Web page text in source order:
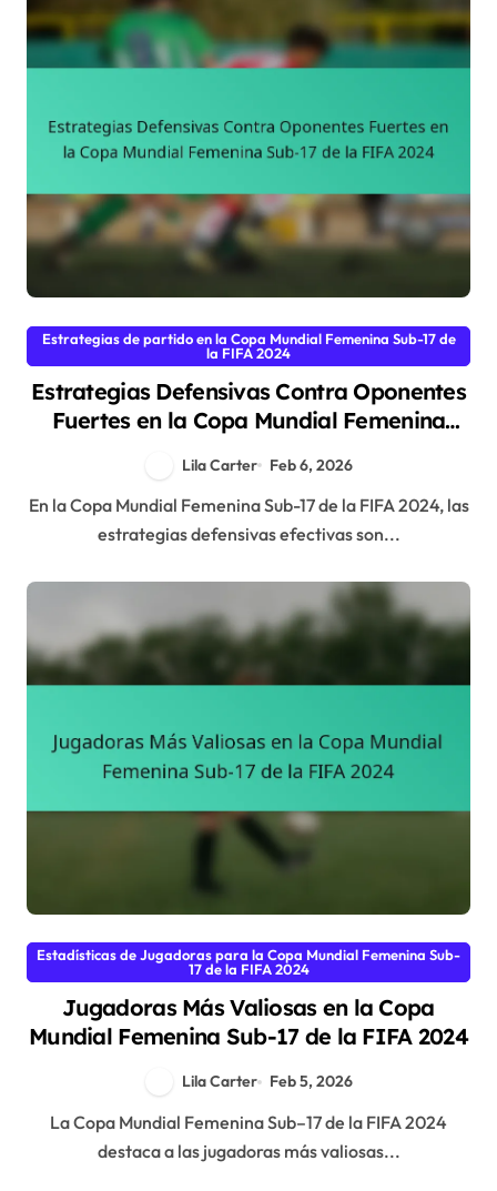
Estrategias de partido en la Copa Mundial Femenina Sub-17 de
la FIFA 2024
Estrategias Defensivas Contra Oponentes
Fuertes en la Copa Mundial Femenina
Lila Carter Feb 6, 2026
En la Copa Mundial Femenina Sub-17 de la FIFA 2024, las
estrategias defensivas efectivas son...
Estadísticas de Jugadoras para la Copa Mundial Femenina Sub-
17 de la FIFA 2024
Jugadoras Más Valiosas en la Copa
Mundial Femenina Sub-17 de la FIFA 2024
Lila Carter Feb 5, 2026
La Copa Mundial Femenina Sub–17 de la FIFA 2024
destaca a las jugadoras más valiosas...